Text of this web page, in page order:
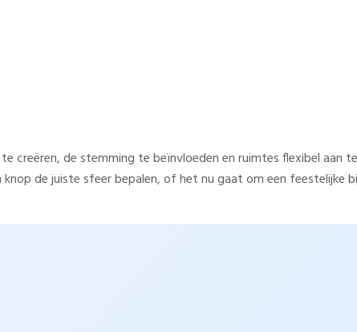
de stemming te beïnvloeden en ruimtes flexibel aan
de juiste sfeer bepalen, of het nu gaat om een feestelijke